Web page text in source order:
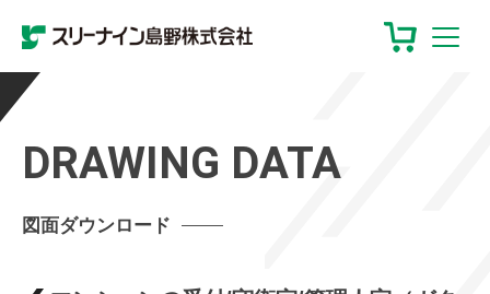
DRAWING DATA
図面ダウンロード